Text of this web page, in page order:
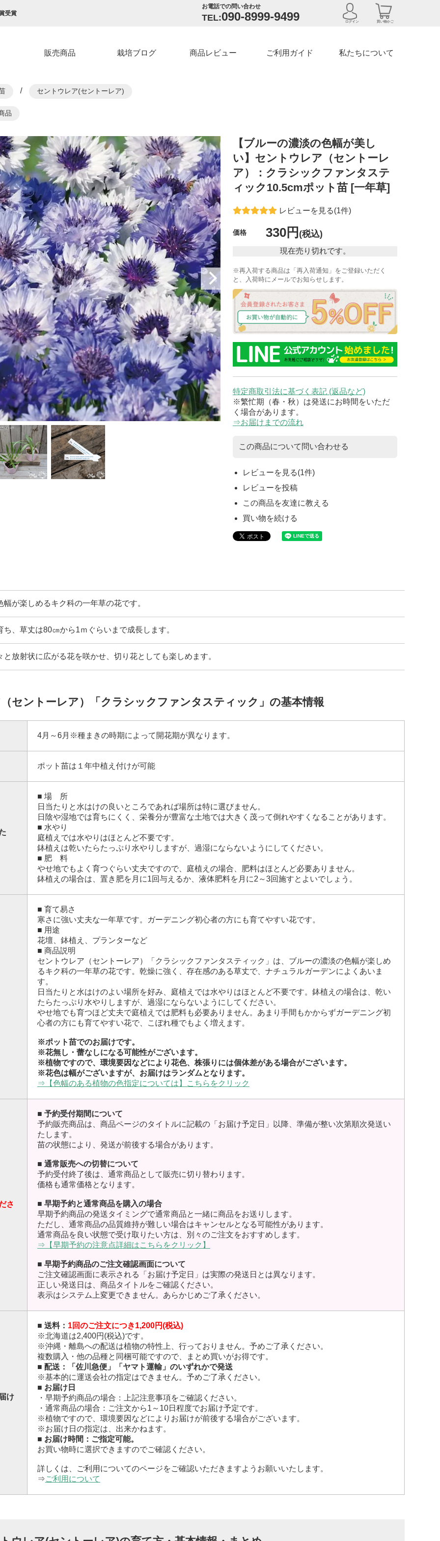
受賞
お電話での問い合わせ
TEL:090-8999-9499 ログイン 買い物かご
販売商品 栽培ブログ 商品レビュー ご利用ガイド 私たちについて
/ セントウレア(セントーレア)
品
が楽しめるキク科の一年草の花です。
ち、草丈は80㎝から1ｍぐらいまで成長します。
と放射状に広がる花を咲かせ、切り花としても楽しめます。
セントーレア）「クラシックファンタスティック」の基本情報
4月～6月※種まきの時期によって開花期が異なります。
ポット苗は１年中植え付けが可能
■ 場 所
日当たりと水はけの良いところであれば場所は特に選びません。
日陰や湿地では育ちにくく、栄養分が豊富な土地では大きく茂って倒れやすくなることがあります。
■ 水やり
庭植えでは水やりはほとんど不要です。
鉢植えは乾いたらたっぷり水やりしますが、過湿にならないようにしてください。
■ 肥 料
やせ地でもよく育つぐらい丈夫ですので、庭植えの場合、肥料はほとんど必要ありません。
鉢植えの場合は、置き肥を月に1回与えるか、液体肥料を月に2～3回施すとよいでしょう。
■ 育て易さ
寒さに強い丈夫な一年草です。ガーデニング初心者の方にも育てやすい花です。
■ 用途
花壇、鉢植え、プランターなど
■ 商品説明
セントウレア（セントーレア）「クラシックファンタスティック」は、ブルーの濃淡の色幅が楽しめ
るキク科の一年草の花です。乾燥に強く、存在感のある草丈で、ナチュラルガーデンによくあいま
す。
日当たりと水はけのよい場所を好み、庭植えでは水やりはほとんど不要です。鉢植えの場合は、乾い
たらたっぷり水やりしますが、過湿にならないようにしてください。
やせ地でも育つほど丈夫で庭植えでは肥料も必要ありません。あまり手間もかからずガーデニング初
心者の方にも育てやすい花で、こぼれ種でもよく増えます。
※ポット苗でのお届けです。
※花無し・蕾なしになる可能性がございます。
※植物ですので、環境要因などにより花色、株張りには個体差がある場合がございます。
※花色は幅がございますが、お届けはランダムとなります。
⇒【色幅のある植物の色指定については】こちらをクリック
さ
■ 予約受付期間について
予約販売商品は、商品ページのタイトルに記載の「お届け予定日」以降、準備が整い次第順次発送い
たします。
苗の状態により、発送が前後する場合があります。
■ 通常販売への切替について
予約受付終了後は、通常商品として販売に切り替わります。
価格も通常価格となります。
■ 早期予約と通常商品を購入の場合
早期予約商品の発送タイミングで通常商品と一緒に商品をお送りします。
ただし、通常商品の品質維持が難しい場合はキャンセルとなる可能性があります。
通常商品を良い状態で受け取りたい方は、別々のご注文をおすすめします。
⇒【早期予約の注意点詳細はこちらをクリック】
■ 早期予約商品のご注文確認画面について
ご注文確認画面に表示される「お届け予定日」は実際の発送日とは異なります。
正しい発送日は、商品タイトルをご確認ください。
表示はシステム上変更できません。あらかじめご了承ください。
け
■ 送料： 1回のご注文につき1,200円(税込)
※北海道は2,400円(税込)です。
※沖縄・離島への配送は植物の特性上、行っておりません。予めご了承ください。
複数購入・他の品種と同梱可能ですので、まとめ買いがお得です。
■ 配送：「佐川急便」「ヤマト運輸」のいずれかで発送
※基本的に運送会社の指定はできません。予めご了承ください。
■ お届け日
・早期予約商品の場合：上記注意事項をご確認ください。
・通常商品の場合：ご注文から1～10日程度でお届け予定です。
※植物ですので、環境要因などによりお届けが前後する場合がございます。
※お届け日の指定は、出来かねます。
■ お届け時間：ご指定可能。
お買い物時に選択できますのでご確認ください。
詳しくは、ご利用についてのページをご確認いただきますようお願いいたします。
⇒ご利用について
【ブルーの濃淡の色幅が美し
い】セントウレア（セントーレ
ア）：クラシックファンタステ
ィック10.5cmポット苗 [一年草]
レビューを見る(1件)
価格 330円 (税込)
現在売り切れです。
※再入荷する商品は「再入荷通知」をご登録いただく
と、入荷時にメールでお知らせします。
特定商取引法に基づく表記 (返品など)
※繁忙期（春・秋）は発送にお時間をいただ
く場合があります。
⇒お届けまでの流れ
この商品について問い合わせる
レビューを見る(1件)
レビューを投稿
この商品を友達に教える
買い物を続ける